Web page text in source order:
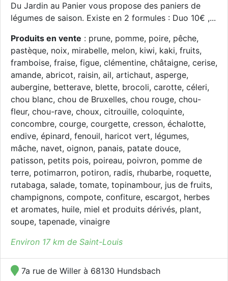
Du Jardin au Panier vous propose des paniers de
légumes de saison. Existe en 2 formules : Duo 10€ ,...
Produits en vente : prune, pomme, poire, pêche,
pastèque, noix, mirabelle, melon, kiwi, kaki, fruits,
framboise, fraise, figue, clémentine, châtaigne, cerise,
amande, abricot, raisin, ail, artichaut, asperge,
aubergine, betterave, blette, brocoli, carotte, céleri,
chou blanc, chou de Bruxelles, chou rouge, chou-
fleur, chou-rave, choux, citrouille, coloquinte,
concombre, courge, courgette, cresson, échalotte,
endive, épinard, fenouil, haricot vert, légumes,
mâche, navet, oignon, panais, patate douce,
patisson, petits pois, poireau, poivron, pomme de
terre, potimarron, potiron, radis, rhubarbe, roquette,
rutabaga, salade, tomate, topinambour, jus de fruits,
champignons, compote, confiture, escargot, herbes
et aromates, huile, miel et produits dérivés, plant,
soupe, tapenade, vinaigre
Environ 17 km de Saint-Louis
7a rue de Willer à 68130 Hundsbach